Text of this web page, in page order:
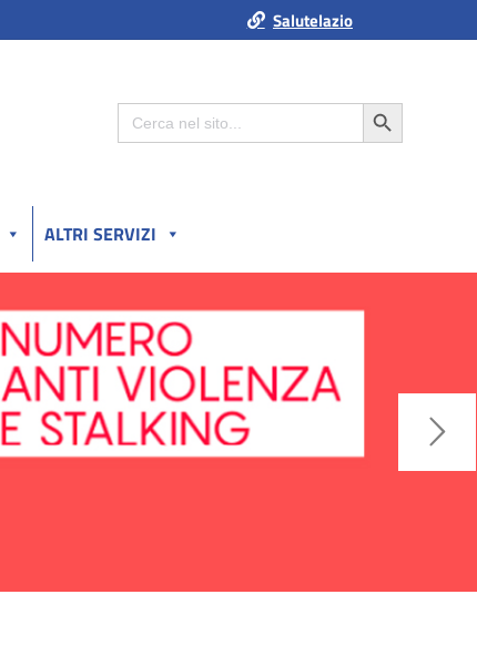
Salutelazio
Search
for:
Search Button
ALTRI SERVIZI